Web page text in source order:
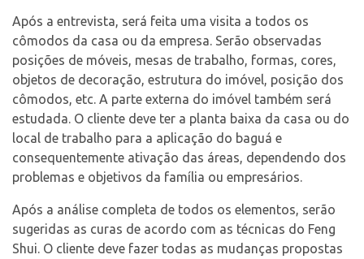
Após a entrevista, será feita uma visita a todos os
cômodos da casa ou da empresa. Serão observadas
posições de móveis, mesas de trabalho, formas, cores,
objetos de decoração, estrutura do imóvel, posição dos
cômodos, etc. A parte externa do imóvel também será
estudada. O cliente deve ter a planta baixa da casa ou do
local de trabalho para a aplicação do baguá e
consequentemente ativação das áreas, dependendo dos
problemas e objetivos da família ou empresários.
Após a análise completa de todos os elementos, serão
sugeridas as curas de acordo com as técnicas do Feng
Shui. O cliente deve fazer todas as mudanças propostas